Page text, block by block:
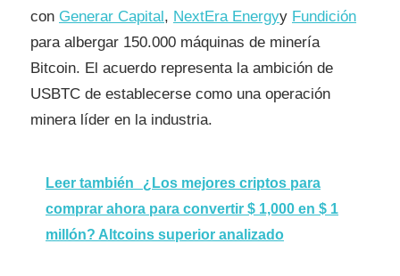
con Generar Capital, NextEra Energyy Fundición
para albergar 150.000 máquinas de minería
Bitcoin. El acuerdo representa la ambición de
USBTC de establecerse como una operación
minera líder en la industria.
Leer también
¿Los mejores criptos para
comprar ahora para convertir $ 1,000 en $ 1
millón? Altcoins superior analizado